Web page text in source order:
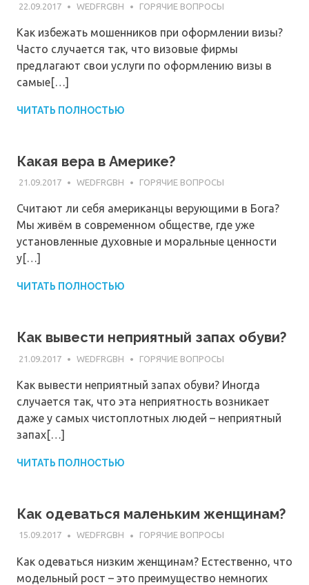
22.09.2017 WEDFRGBH ГОРЯЧИЕ ВОПРОСЫ
Как избежать мошенников при оформлении визы?
Часто случается так, что визовые фирмы
предлагают свои услуги по оформлению визы в
самые[…]
ЧИТАТЬ ПОЛНОСТЬЮ
Какая вера в Америке?
21.09.2017 WEDFRGBH ГОРЯЧИЕ ВОПРОСЫ
Считают ли себя американцы верующими в Бога?
Мы живём в современном обществе, где уже
установленные духовные и моральные ценности
у[…]
ЧИТАТЬ ПОЛНОСТЬЮ
Как вывести неприятный запах обуви?
21.09.2017 WEDFRGBH ГОРЯЧИЕ ВОПРОСЫ
Как вывести неприятный запах обуви? Иногда
случается так, что эта неприятность возникает
даже у самых чистоплотных людей – неприятный
запах[…]
ЧИТАТЬ ПОЛНОСТЬЮ
Как одеваться маленьким женщинам?
15.09.2017 WEDFRGBH ГОРЯЧИЕ ВОПРОСЫ
Как одеваться низким женщинам? Естественно, что
модельный рост – это преимущество немногих